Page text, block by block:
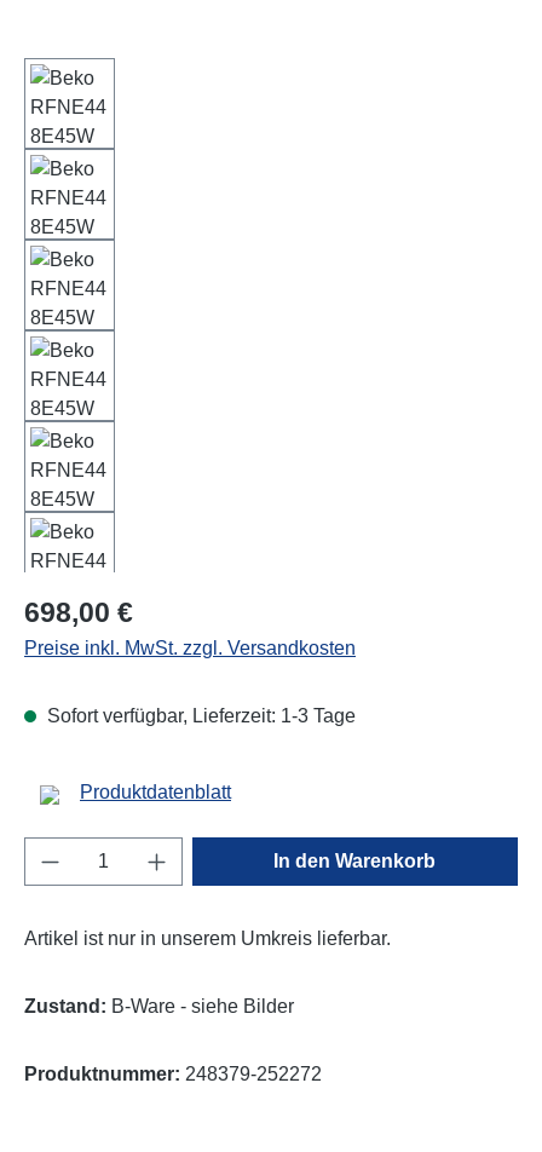
Regulärer Preis:
698,00 €
Preise inkl. MwSt. zzgl. Versandkosten
Sofort verfügbar, Lieferzeit: 1-3 Tage
Produktdatenblatt
Produkt Anzahl: Gib den gewünschten
In den Warenkorb
Artikel ist nur in unserem Umkreis lieferbar.
Zustand: B-Ware - siehe Bilder
Produktnummer: 248379-252272